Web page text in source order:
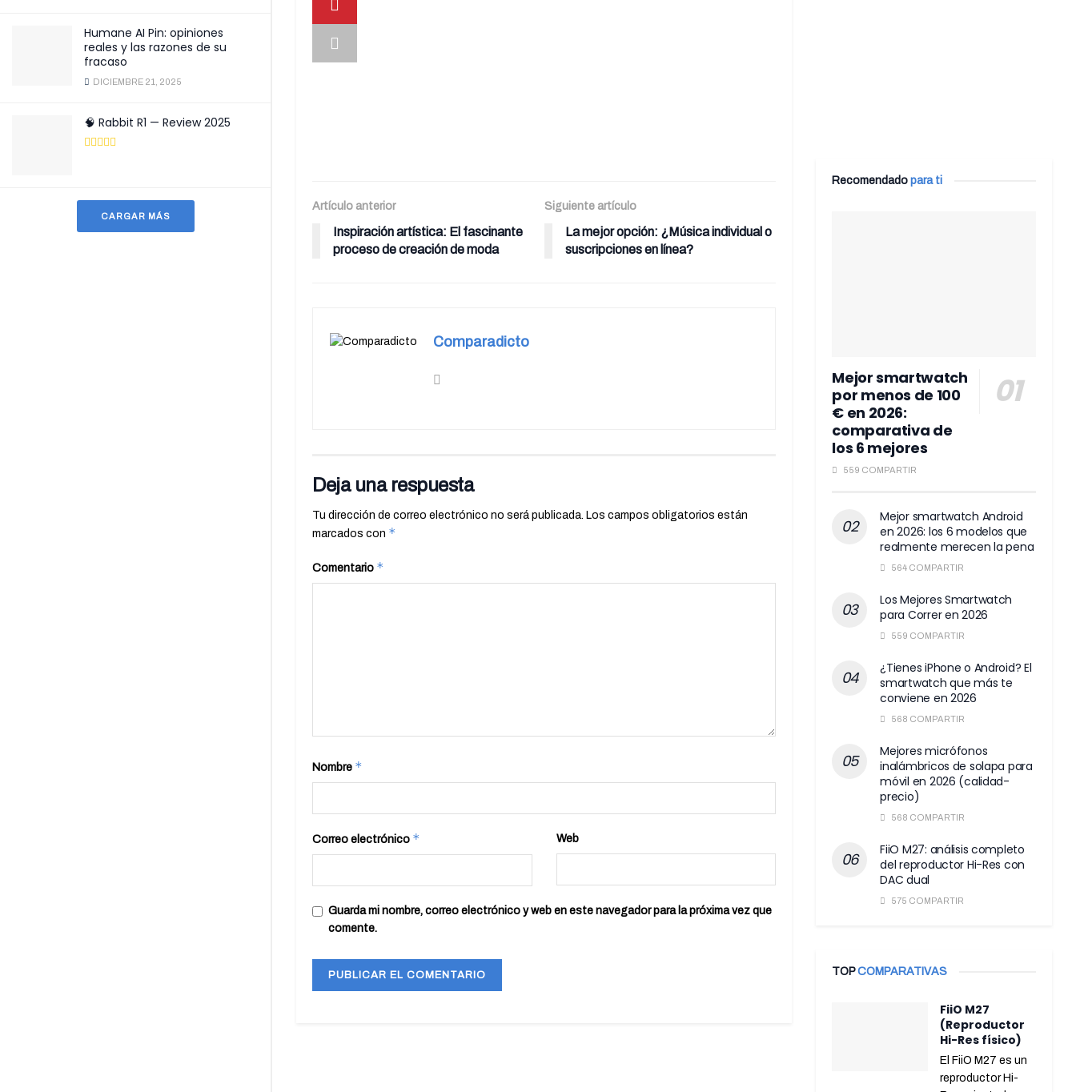
Humane AI Pin: opiniones
reales y las razones de su
fracaso
DICIEMBRE 21, 2025
🧠 Rabbit R1 — Review 2025
CARGAR MÁS
Artículo anterior
Inspiración artística: El fascinante
proceso de creación de moda
Siguiente artículo
La mejor opción: ¿Música individual o
suscripciones en línea?
Comparadicto
Deja una respuesta
Tu dirección de correo electrónico no será publicada. Los campos obligatorios están
marcados con *
Comentario *
Nombre *
Correo electrónico * Web
Guarda mi nombre, correo electrónico y web en este navegador para la próxima vez que
comente.
Recomendadopara ti
Mejor smartwatch
por menos de 100
€ en 2026:
comparativa de
los 6 mejores
559 COMPARTIR
Mejor smartwatch Android
en 2026: los 6 modelos que
realmente merecen la pena
564 COMPARTIR
Los Mejores Smartwatch
para Correr en 2026
559 COMPARTIR
¿Tienes iPhone o Android? El
smartwatch que más te
conviene en 2026
568 COMPARTIR
Mejores micrófonos
inalámbricos de solapa para
móvil en 2026 (calidad-
precio)
568 COMPARTIR
FiiO M27: análisis completo
del reproductor Hi-Res con
DAC dual
575 COMPARTIR
TOPCOMPARATIVAS
FiiO M27
(Reproductor
Hi-Res físico)
El FiiO M27 es un
reproductor Hi-